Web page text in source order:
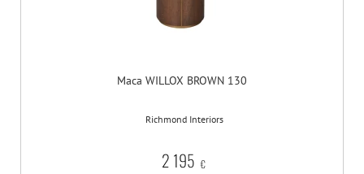
Маса WILLOX BROWN 130
Richmond Interiors
2 195 €